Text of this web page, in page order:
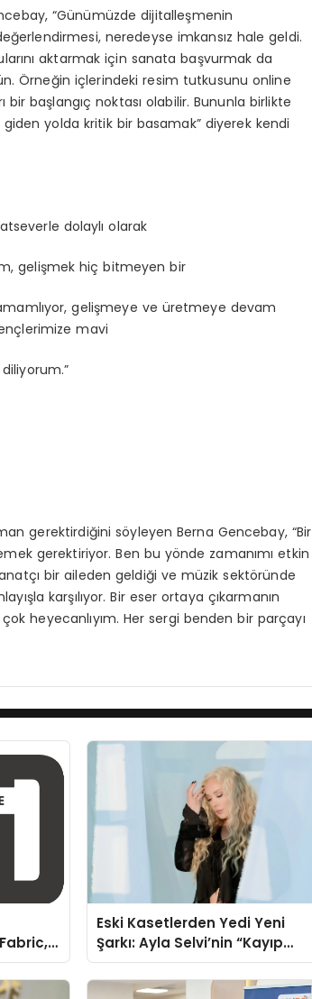
“Günümüzde dijitalleşmenin
neredeyse imkansız hale geldi.
aktarmak için sanata başvurmak da
Örneğin içlerindeki resim tutkusunu online
başlangıç noktası olabilir. Bununla birlikte
yolda kritik bir basamak” diyerek kendi
dolaylı olarak
gelişmek hiç bitmeyen bir
gelişmeye ve üretmeye devam
mavi
gerektirdiğini söyleyen Berna Gencebay, “Bir
gerektiriyor. Ben bu yönde zamanımı etkin
bir aileden geldiği ve müzik sektöründe
karşılıyor. Bir eser ortaya çıkarmanın
heyecanlıyım. Her sergi benden bir parçayı
Eski Kasetlerden Yedi Yeni
Şarkı: Ayla Selvi’nin “Kayıp
Kasetler 1” Albümü 31
Temmuz’da Çıktı